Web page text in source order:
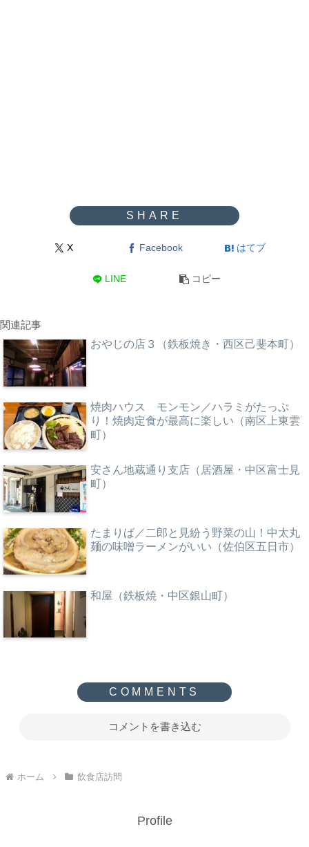
X Facebook はてブ
LINE コピー
関連記事
おやじの店３（鉄板焼き・西区己斐本町）
焼肉ハウス モンモン／ハラミがたっぷ
り！焼肉定食が最高に楽しい（南区上東雲
町）
安さん地蔵通り支店（居酒屋・中区富士見
町）
たまりば／二郎と見紛う野菜の山！中太丸
麺の味噌ラーメンがいい（佐伯区五日市）
和屋（鉄板焼・中区銀山町）
コメントを書き込む
ホーム 飲食店訪問
Profile